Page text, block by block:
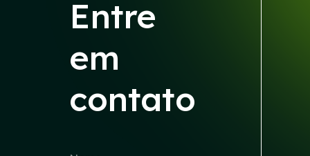
Entre
em
contato